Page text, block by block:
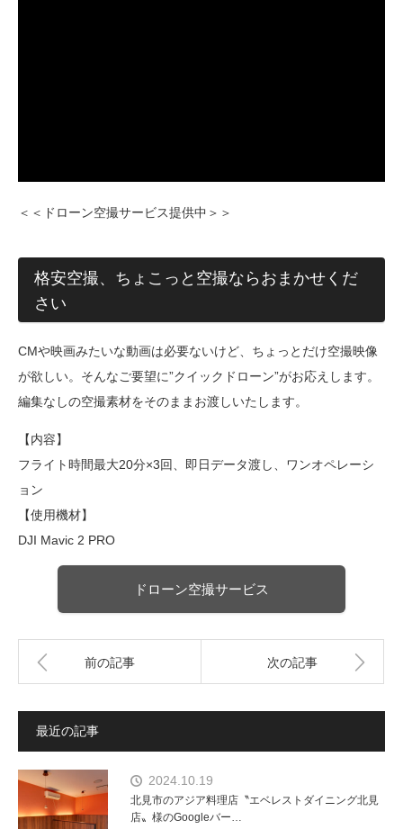
＜＜ドローン空撮サービス提供中＞＞
格安空撮、ちょこっと空撮ならおまかせくだ
さい
CMや映画みたいな動画は必要ないけど、ちょっとだけ空撮映像
が欲しい。そんなご要望に”クイックドローン”がお応えします。
編集なしの空撮素材をそのままお渡しいたします。
【内容】
フライト時間最大20分×3回、即日データ渡し、ワンオペレーシ
ョン
【使用機材】
DJI Mavic 2 PRO
ドローン空撮サービス
前の記事 次の記事
最近の記事
2024.10.19
北見市のアジア料理店〝エベレストダイニング北見
店〟様のGoogleバー…